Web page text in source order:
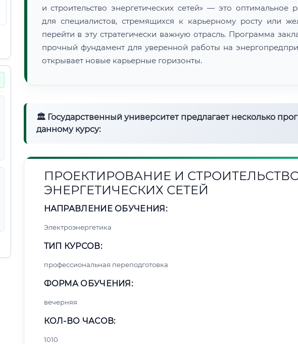
и строительство энергетических сетей» — это оптимальное
для специалистов, стремящихся к карьерному росту или
перейти в эту стратегически важную отрасль. Программа
прочный фундамент для уверенной работы на
открывает новые карьерные горизонты.
🏛 Государственный университет предлагает несколько
данному курсу:
ПРОЕКТИРОВАНИЕ И
ЭНЕРГЕТИЧЕСКИХ СЕТЕЙ
НАПРАВЛЕНИЕ ОБУЧЕНИЯ:
Электроэнергетика
ТИП КУРСОВ:
профессиональная переподготовка
ФОРМА ОБУЧЕНИЯ:
вечерняя
КОЛ-ВО ЧАСОВ:
1010